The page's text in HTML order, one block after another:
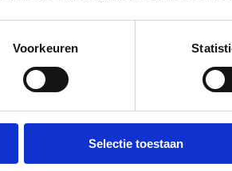
Voorkeuren
Selectie toestaan
Nie chcesz, aby pojemnik na
odpady był niepotrzebnie
pozostawiony. Zadzwoń do
odebrany; spróbuj tego z
konkurentami.